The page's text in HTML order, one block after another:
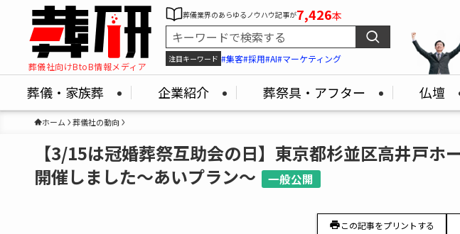
葬儀社向けBtoB情報メディア
葬儀業界のあらゆるノウハウ記事が7,426本
注目キーワード #集客#採用#AI#マーケティング
葬儀・家族葬 企業紹介 葬祭具・アフター 仏壇
ホーム 葬儀社の動向
【3/15は冠婚葬祭互助会の日】東京都杉並区高井戸ホ
開催しました～あいプラン～
一般公開
この記事をプリントする